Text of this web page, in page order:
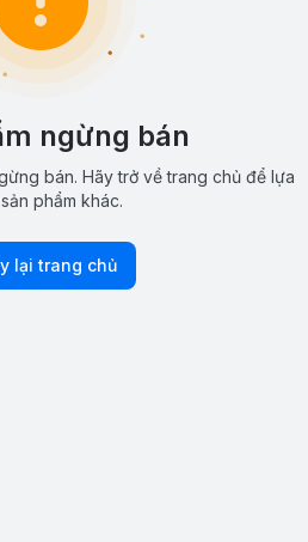
ngừng bán
bán. Hãy trở về trang chủ để lựa
phẩm khác.
lại trang chủ